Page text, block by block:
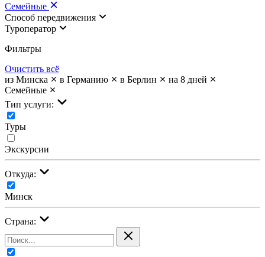
Семейные
Cпособ передвижения
Туроператор
Фильтры
Очистить всё
из Минска
в Германию в Берлин
на 8 дней
Семейные
Тип услуги:
Туры
Экскурсии
Откуда:
Минск
Страна: